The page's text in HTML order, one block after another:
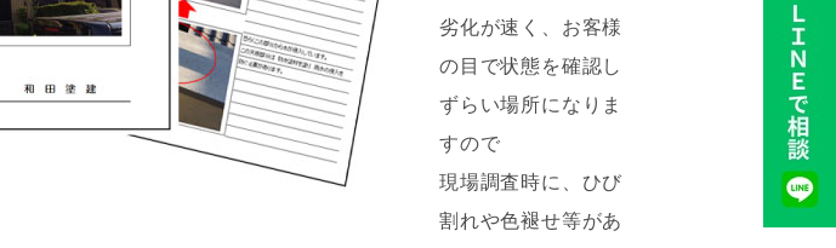
劣化が速く、お客様
の目で状態を確認し
ずらい場所になりま
すので
現場調査時に、ひび
割れや色褪せ等があ